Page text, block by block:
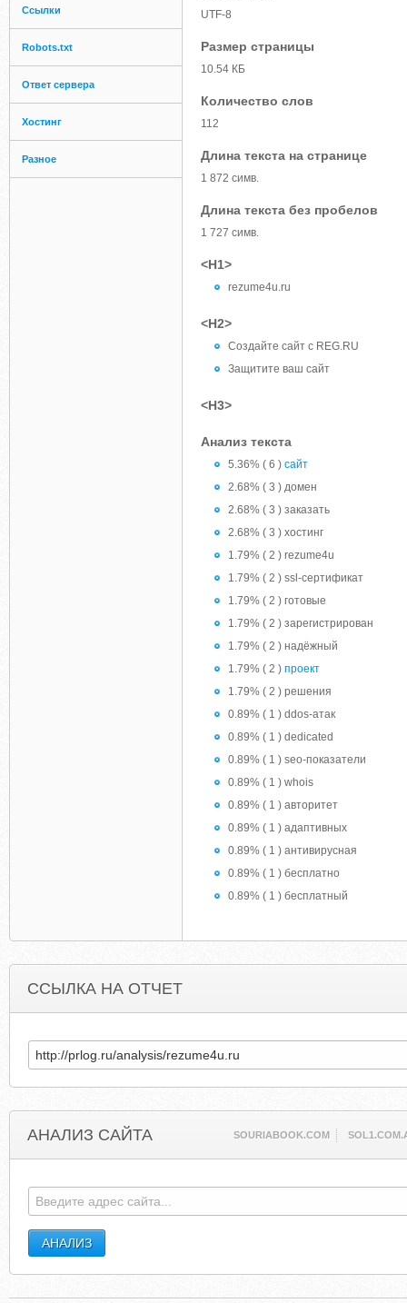
Ссылки
Robots.txt
Ответ сервера
Хостинг
Разное
UTF-8
Размер страницы
10.54 КБ
Количество слов
112
Длина текста на странице
1 872 симв.
Длина текста без пробелов
1 727 симв.
<H1>
rezume4u.ru
<H2>
Создайте сайт c REG.RU
Защитите ваш сайт
<H3>
Анализ текста
5.36% ( 6 ) сайт
2.68% ( 3 ) домен
2.68% ( 3 ) заказать
2.68% ( 3 ) хостинг
1.79% ( 2 ) rezume4u
1.79% ( 2 ) ssl-сертификат
1.79% ( 2 ) готовые
1.79% ( 2 ) зарегистрирован
1.79% ( 2 ) надёжный
1.79% ( 2 ) проект
1.79% ( 2 ) решения
0.89% ( 1 ) ddos-атак
0.89% ( 1 ) dedicated
0.89% ( 1 ) seo-показатели
0.89% ( 1 ) whois
0.89% ( 1 ) авторитет
0.89% ( 1 ) адаптивных
0.89% ( 1 ) антивирусная
0.89% ( 1 ) бесплатно
0.89% ( 1 ) бесплатный
ССЫЛКА НА ОТЧЕТ
АНАЛИЗ САЙТА SOURIABOOK.COM